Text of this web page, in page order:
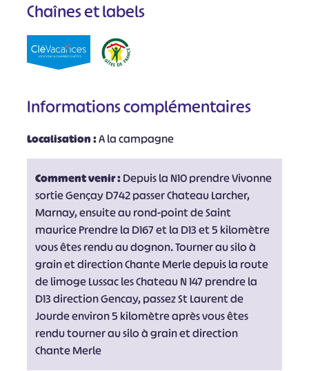
Chaînes et labels
Informations complémentaires
Localisation :A la campagne
Comment venir :Depuis la N10 prendre Vivonne
sortie Gençay D742 passer Chateau Larcher,
Marnay, ensuite au rond-point de Saint
maurice Prendre la D167 et la D13 et 5 kilomètre
vous êtes rendu au dognon. Tourner au silo à
grain et direction Chante Merle depuis la route
de limoge Lussac les Chateau N 147 prendre la
D13 direction Gencay, passez St Laurent de
Jourde environ 5 kilomètre après vous êtes
rendu tourner au silo à grain et direction
Chante Merle